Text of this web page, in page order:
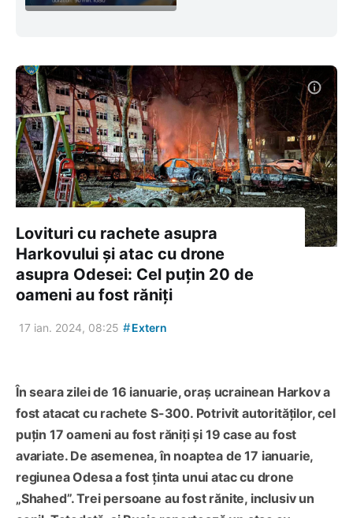
Lovituri cu rachete asupra
Harkovului și atac cu drone
asupra Odesei: Cel puțin 20 de
oameni au fost răniți
17 ian. 2024, 08:25 #Extern
În seara zilei de 16 ianuarie, oraș ucrainean Harkov a
fost atacat cu rachete S-300. Potrivit autorităților, cel
puțin 17 oameni au fost răniți și 19 case au fost
avariate. De asemenea, în noaptea de 17 ianuarie,
regiunea Odesa a fost ținta unui atac cu drone
„Shahed”. Trei persoane au fost rănite, inclusiv un